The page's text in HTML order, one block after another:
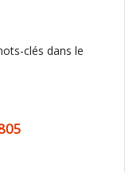
clés dans le